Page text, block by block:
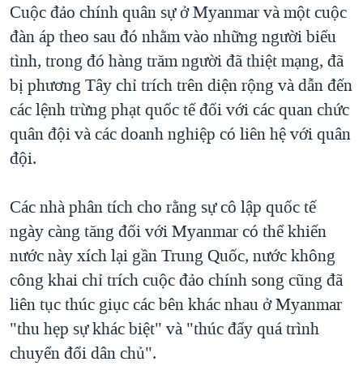
Cuộc đảo chính quân sự ở Myanmar và một cuộc
đàn áp theo sau đó nhằm vào những người biểu
tình, trong đó hàng trăm người đã thiệt mạng, đã
bị phương Tây chỉ trích trên diện rộng và dẫn đến
các lệnh trừng phạt quốc tế đối với các quan chức
quân đội và các doanh nghiệp có liên hệ với quân
đội.
Các nhà phân tích cho rằng sự cô lập quốc tế
ngày càng tăng đối với Myanmar có thể khiến
nước này xích lại gần Trung Quốc, nước không
công khai chỉ trích cuộc đảo chính song cũng đã
liên tục thúc giục các bên khác nhau ở Myanmar
"thu hẹp sự khác biệt" và "thúc đẩy quá trình
chuyển đổi dân chủ".